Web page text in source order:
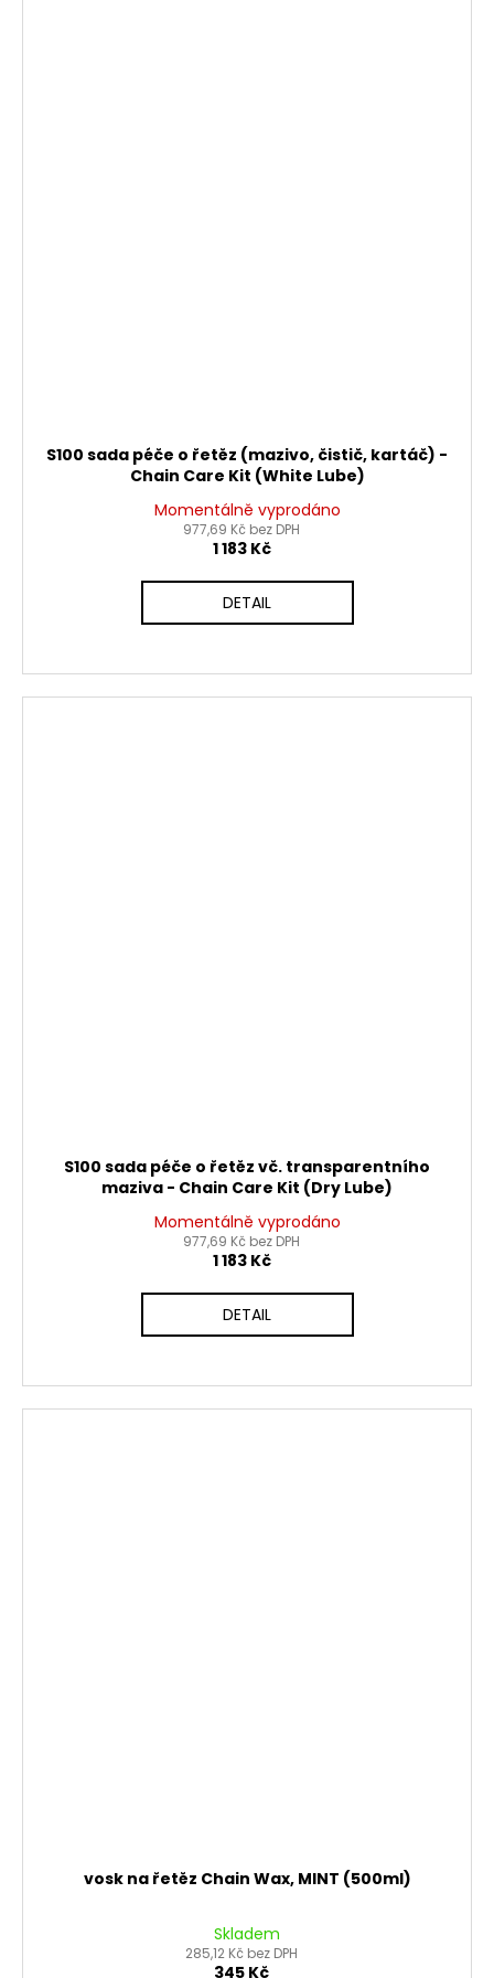
S100 sada péče o řetěz (mazivo, čistič, kartáč) -
Chain Care Kit (White Lube)
Momentálně vyprodáno
977,69 Kč bez DPH
1 183 Kč
DETAIL
S100 sada péče o řetěz vč. transparentního
maziva - Chain Care Kit (Dry Lube)
Momentálně vyprodáno
977,69 Kč bez DPH
1 183 Kč
DETAIL
vosk na řetěz Chain Wax, MINT (500ml)
Skladem
285,12 Kč bez DPH
345 Kč